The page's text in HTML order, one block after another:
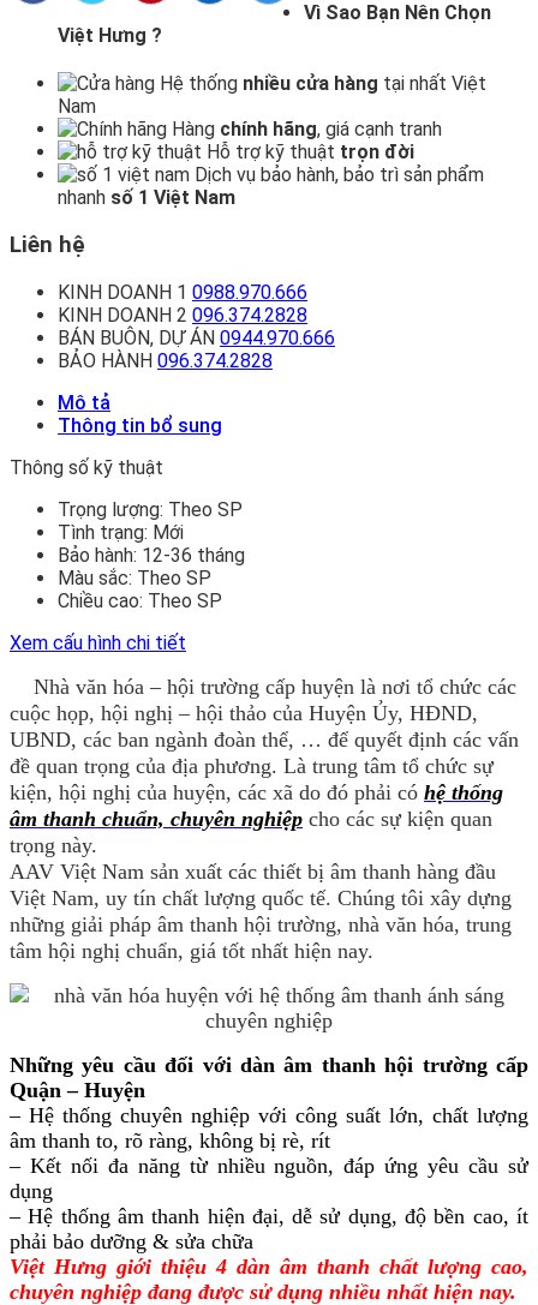
Vì Sao Bạn Nên Chọn
Việt Hưng ?
Hệ thống nhiều cửa hàng tại nhất Việt
Nam
Hàng chính hãng, giá cạnh tranh
Hỗ trợ kỹ thuật trọn đời
Dịch vụ bảo hành, bảo trì sản phẩm
nhanh số 1 Việt Nam
Liên hệ
KINH DOANH 1 0988.970.666
KINH DOANH 2 096.374.2828
BÁN BUÔN, DỰ ÁN 0944.970.666
BẢO HÀNH 096.374.2828
Mô tả
Thông tin bổ sung
Thông số kỹ thuật
Trọng lượng: Theo SP
Tình trạng: Mới
Bảo hành: 12-36 tháng
Màu sắc: Theo SP
Chiều cao: Theo SP
Xem cấu hình chi tiết
Nhà văn hóa – hội trường cấp huyện là nơi tổ chức các
cuộc họp, hội nghị – hội thảo của Huyện Ủy, HĐND,
UBND, các ban ngành đoàn thể, … để quyết định các vấn
đề quan trọng của địa phương. Là trung tâm tổ chức sự
kiện, hội nghị của huyện, các xã do đó phải có hệ thống
âm thanh chuẩn, chuyên nghiệp cho các sự kiện quan
trọng này.
AAV Việt Nam sản xuất các thiết bị âm thanh hàng đầu
Việt Nam, uy tín chất lượng quốc tế. Chúng tôi xây dựng
những giải pháp âm thanh hội trường, nhà văn hóa, trung
tâm hội nghị chuẩn, giá tốt nhất hiện nay.
Những yêu cầu đối với dàn âm thanh hội trường cấp
Quận – Huyện
– Hệ thống chuyên nghiệp với công suất lớn, chất lượng
âm thanh to, rõ ràng, không bị rè, rít
– Kết nối đa năng từ nhiều nguồn, đáp ứng yêu cầu sử
dụng
– Hệ thống âm thanh hiện đại, dễ sử dụng, độ bền cao, ít
phải bảo dưỡng & sửa chữa
Việt Hưng giới thiệu 4 dàn âm thanh chất lượng cao,
chuyên nghiệp đang được sử dụng nhiều nhất hiện nay.